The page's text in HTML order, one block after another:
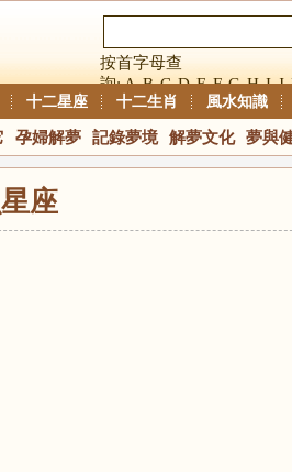
按首字母查
詢:A B C D E F G H I J
十二星座 十二生肖 風水知識
孕婦解夢 記錄夢境 解夢文化 夢與
座